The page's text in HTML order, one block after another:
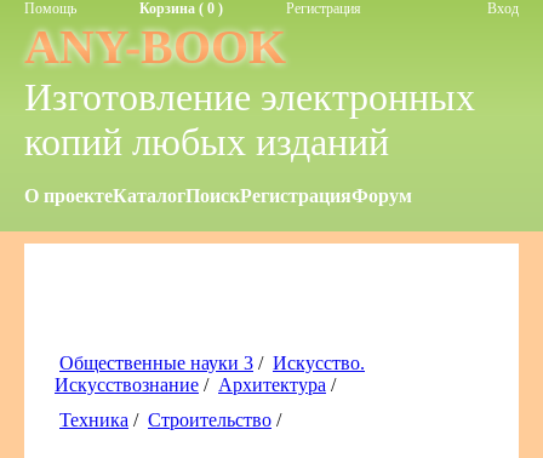
Помощь Корзина ( 0 ) Регистрация Вход
ANY-BOOK
Изготовление электронных
копий любых изданий
О проектеКаталогПоискРегистрацияФорум
Общественные науки 3 / Искусство.
Искусствознание / Архитектура /
Техника / Строительство /